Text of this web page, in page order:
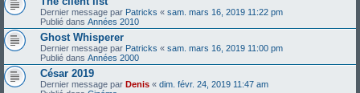
Dernier message par Patricks « sam. mars 16, 2019 11:22 pm
Publié dans Années 2010
Ghost Whisperer
Dernier message par Patricks « sam. mars 16, 2019 11:00 pm
Publié dans Années 2000
César 2019
Dernier message par Denis « dim. févr. 24, 2019 11:47 am